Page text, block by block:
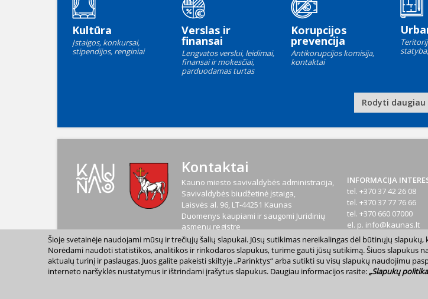
Kultūra
Įstaigos, konkursai,
stipendijos, renginiai
Verslas ir
finansai
Lengvatos verslui, leidimai,
finansai ir mokesčiai,
parduodamas turtas
Korupcijos
prevencija
Antikorupcijos komisija,
kontaktai
Rodyti daugiau
Kontaktai
Kauno miesto savivaldybės administracija,
Savivaldybės biudžetinė įstaiga,
Laisvės al. 96, LT-44251 Kaunas
Duomenys kaupiami ir saugomi Juridinių
asmenų registre
Kodas188764867
PVM mokėtojo kodasLT 887648610
INFORMACIJA
tel. +370 37 42 26 08
tel. +370 37 77 76 66
tel. +370 660 07000
el. p. info@kaunas.lt
2023 m. Kauno miesto savivaldybė. Kopijuoti ir platinti www.kaunas.lt
Šioje svetainėje naudojami mūsų ir trečiųjų šalių slapukai. Jūsų sutikimas nereikalingas dėl būtinųjų
Norėdami naudoti statistikos, analitikos ir rinkodaros slapukus, turime gauti jūsų sutikimą. Šiuos
aktualų turinį ir paslaugas. Juos galite pakeisti skiltyje „Parinktys“ arba sutikti su visų slapukų naudojimu
interneto naršyklės nustatymus ir ištrindami įrašytus slapukus. Daugiau informacijos rasite:„Slapukų